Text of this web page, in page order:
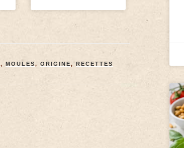
, MOULES, ORIGINE, RECETTES